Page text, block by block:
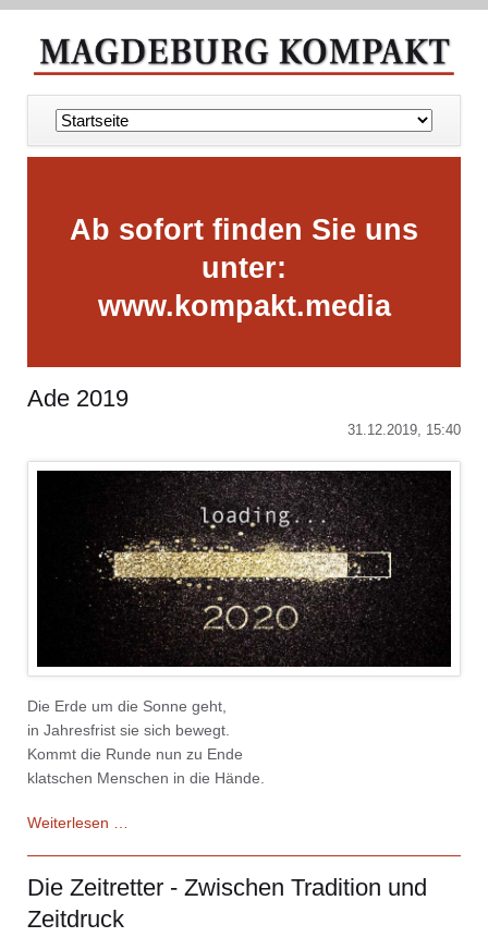
Navigation
überspringen
Ab sofort finden Sie uns
unter:
www.kompakt.media
Ade 2019
31.12.2019, 15:40
Die Erde um die Sonne geht,
in Jahresfrist sie sich bewegt.
Kommt die Runde nun zu Ende
klatschen Menschen in die Hände.
Weiterlesen …
Die Zeitretter - Zwischen Tradition und
Zeitdruck